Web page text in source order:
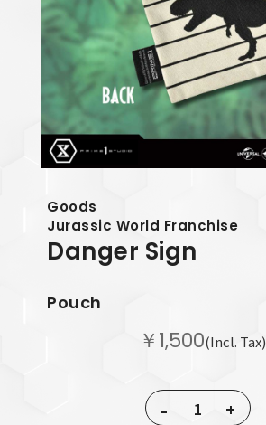
Goods
Jurassic World Franchise
Danger Sign
Pouch
￥1,500(Incl. Tax)
- +